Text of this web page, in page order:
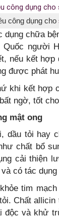
công dụng cho
dụng chữa
Quốc người
nếu kết hợp
được phát
khi kết hợp
ngờ, tốt
mật ong
dầu tỏi hay
chất bổ
cải thiện
có tác
tim
Chất allicin
độc và khử